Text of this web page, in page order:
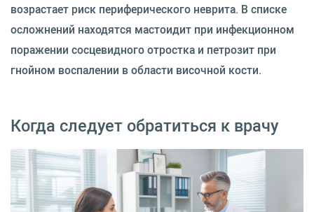
возрастает риск периферического неврита. В списке
осложнений находятся мастоидит при инфекционном
поражении сосцевидного отростка и петрозит при
гнойном воспалении в области височной кости.
Когда следует обратиться к врачу